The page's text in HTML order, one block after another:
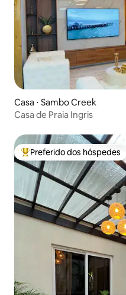
Casa ⋅ Sambo Creek
Casa de Praia Ingris
Entre os melhores
Preferido dos hóspedes